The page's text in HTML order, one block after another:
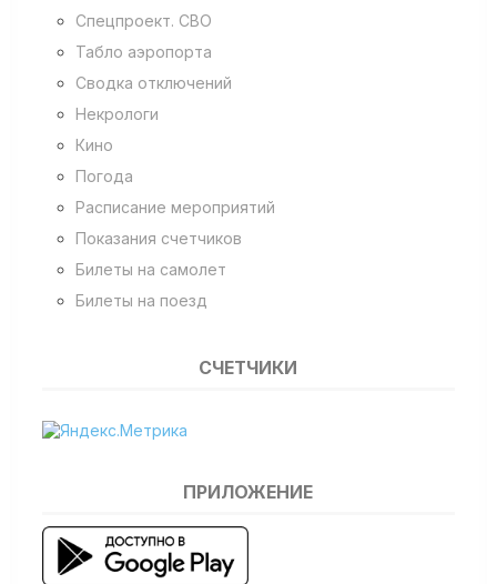
Спецпроект. СВО
Табло аэропорта
Сводка отключений
Некрологи
Кино
Погода
Расписание мероприятий
Показания счетчиков
Билеты на самолет
Билеты на поезд
СЧЕТЧИКИ
ПРИЛОЖЕНИЕ